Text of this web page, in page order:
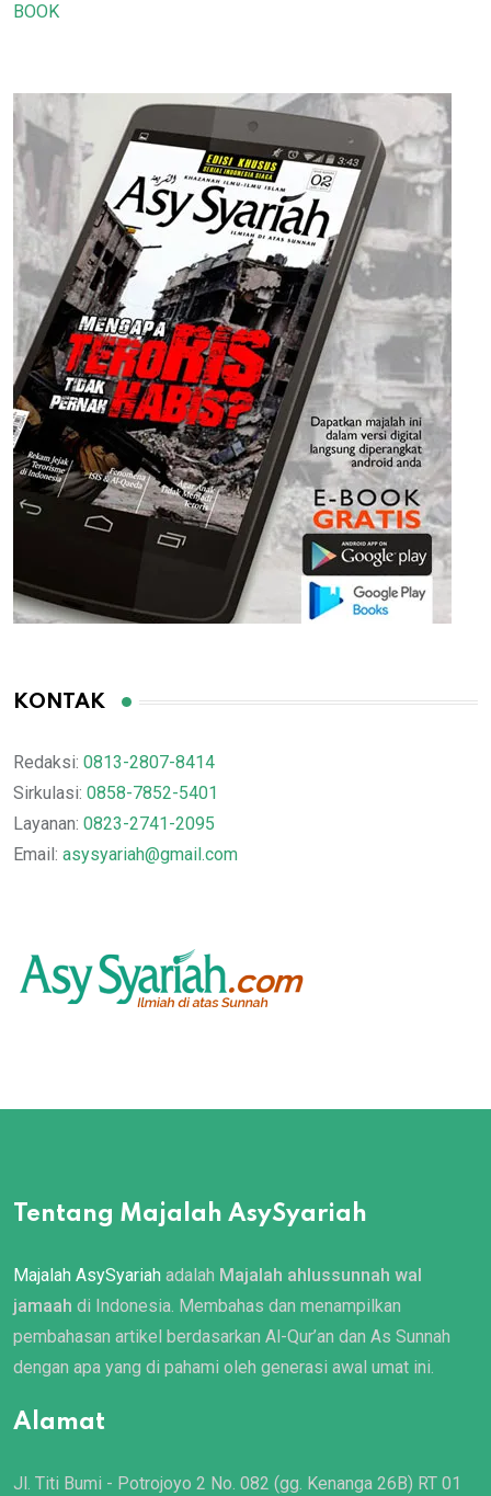
BOOK
KONTAK
Redaksi: 0813-2807-8414
Sirkulasi: 0858-7852-5401
Layanan: 0823-2741-2095
Email: asysyariah@gmail.com
Tentang Majalah AsySyariah
Majalah AsySyariah adalah Majalah ahlussunnah wal
jamaah di Indonesia. Membahas dan menampilkan
pembahasan artikel berdasarkan Al-Qur’an dan As Sunnah
dengan apa yang di pahami oleh generasi awal umat ini.
Alamat
Jl. Titi Bumi - Potrojoyo 2 No. 082 (gg. Kenanga 26B) RT 01